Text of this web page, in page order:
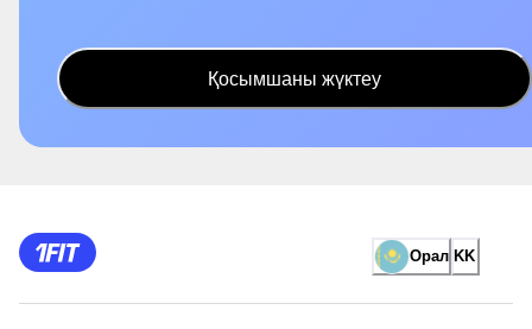
Қосымшаны жүктеу
Орал KK